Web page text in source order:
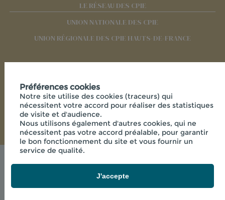
LE RÉSEAU DES CPIE
UNION NATIONALE DES CPIE
UNION RÉGIONALE DES CPIE HAUTS-DE-FRANCE
Mentions légales
© 2026 - CPIE PAYS DE L'AISNE - 33 RUE DES
VICTIMES DE COMPORTET , 02000 MERLIEUX-ET-
Préférences cookies
Notre site utilise des cookies (traceurs) qui
nécessitent votre accord pour réaliser des statistiques
de visite et d'audience.
Nous utilisons également d'autres cookies, qui ne
nécessitent pas votre accord préalable, pour garantir
le bon fonctionnement du site et vous fournir un
service de qualité.
J'accepte